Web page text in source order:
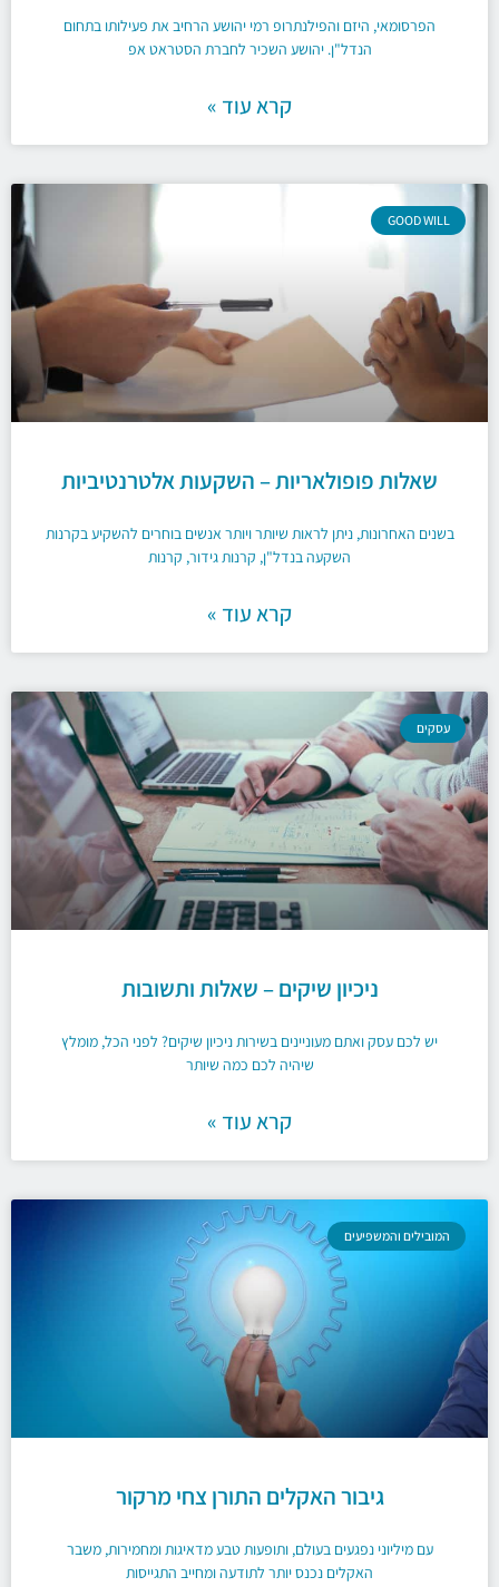
הפרסומאי, היזם והפילנתרופ רמי יהושע הרחיב את פעילותו בתחום
הנדל"ן. יהושע השכיר לחברת הסטראט אפ
קרא עוד »
GOOD WILL
שאלות פופולאריות – השקעות אלטרנטיביות
בשנים האחרונות, ניתן לראות שיותר ויותר אנשים בוחרים להשקיע בקרנות
השקעה בנדל"ן, קרנות גידור, קרנות
קרא עוד »
עסקים
ניכיון שיקים – שאלות ותשובות
יש לכם עסק ואתם מעוניינים בשירות ניכיון שיקים? לפני הכל, מומלץ
שיהיה לכם כמה שיותר
קרא עוד »
המובילים והמשפיעים
גיבור האקלים התורן צחי מרקור
עם מיליוני נפגעים בעולם, ותופעות טבע מדאיגות ומחמירות, משבר
האקלים נכנס יותר לתודעה ומחייב התגייסות